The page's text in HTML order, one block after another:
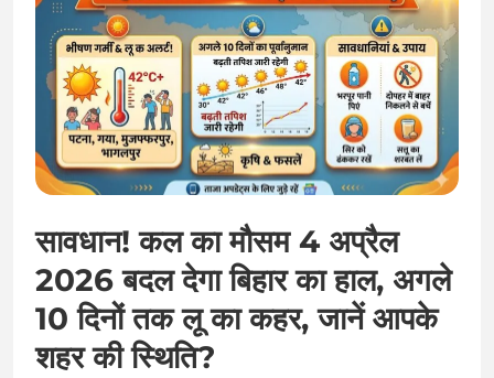
सावधान! कल का मौसम 4 अप्रैल
2026 बदल देगा बिहार का हाल, अगले
10 दिनों तक लू का कहर, जानें आपके
शहर की स्थिति?